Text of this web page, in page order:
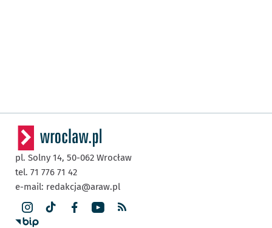
pl. Solny 14, 50-062 Wrocław
tel. 71 776 71 42
e-mail: redakcja@araw.pl